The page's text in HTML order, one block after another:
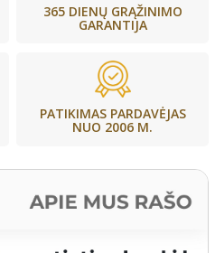
365 DIENŲ GRĄŽINIMO
GARANTIJA
PATIKIMAS PARDAVĖJAS
NUO 2006 M.